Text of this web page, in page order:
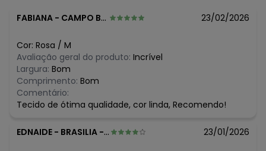
abril/2026 N/D*
fevereiro/2026
FABIANA - CAMPO BOM - RS 23/02/2026
Cor: Rosa / M
Avaliação geral do produto: Incrível
Largura: Bom
Comprimento: Bom
Comentário:
Tecido de ótima qualidade, cor linda, Recomendo!
EDNAIDE - BRASILIA - DF 23/01/2026